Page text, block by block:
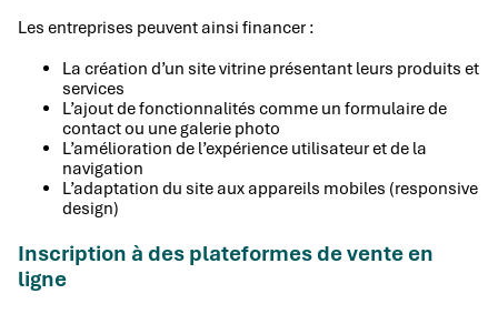
Les entreprises peuvent ainsi financer :
La création d’un site vitrine présentant leurs produits et
services
L’ajout de fonctionnalités comme un formulaire de
contact ou une galerie photo
L’amélioration de l’expérience utilisateur et de la
navigation
L’adaptation du site aux appareils mobiles (responsive
design)
Inscription à des plateformes de vente en
ligne